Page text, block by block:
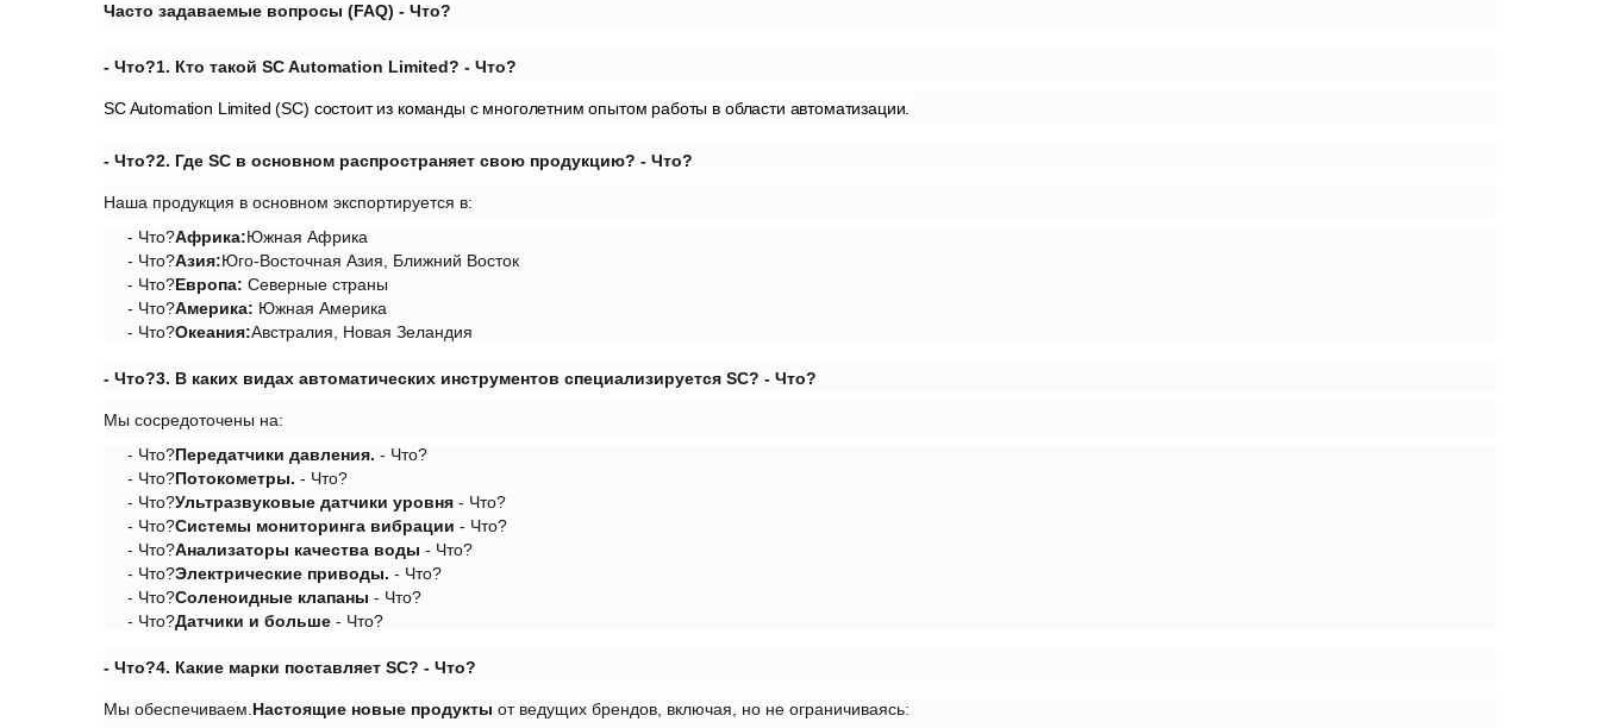
Часто задаваемые вопросы (FAQ) - Что?
- Что?1. Кто такой SC Automation Limited? - Что?
SC Automation Limited (SC) состоит из команды с многолетним опытом работы в области автоматизации.
- Что?2. Где SC в основном распространяет свою продукцию? - Что?
Наша продукция в основном экспортируется в:
- Что?Африка:Южная Африка
- Что?Азия:Юго-Восточная Азия, Ближний Восток
- Что?Европа: Северные страны
- Что?Америка: Южная Америка
- Что?Океания:Австралия, Новая Зеландия
- Что?3. В каких видах автоматических инструментов специализируется SC? - Что?
Мы сосредоточены на:
- Что?Передатчики давления. - Что?
- Что?Потокометры. - Что?
- Что?Ультразвуковые датчики уровня - Что?
- Что?Системы мониторинга вибрации - Что?
- Что?Анализаторы качества воды - Что?
- Что?Электрические приводы. - Что?
- Что?Соленоидные клапаны - Что?
- Что?Датчики и больше - Что?
- Что?4. Какие марки поставляет SC? - Что?
Мы обеспечиваем. Настоящие новые продукты от ведущих брендов, включая, но не ограничиваясь: